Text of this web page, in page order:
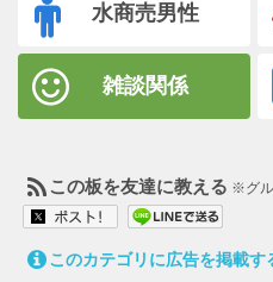
水商売男性
雑談関係
この板を友達に教える ※グル
このカテゴリに広告を掲載す